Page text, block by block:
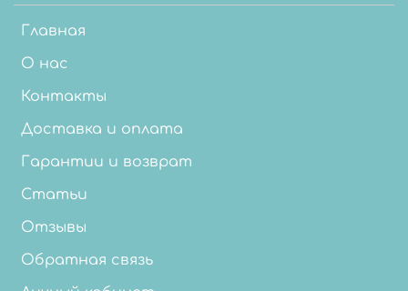
Главная
О нас
Контакты
Доставка и оплата
Гарантии и возврат
Статьи
Отзывы
Обратная связь